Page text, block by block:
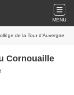
MENU
de la Tour d'Auvergne
Cornouaille